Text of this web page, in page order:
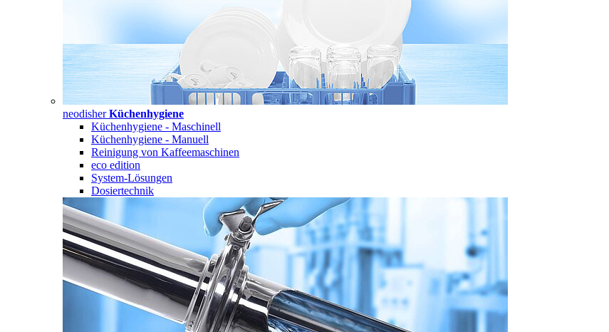
neodisherKüchenhygiene
Küchenhygiene - Maschinell
Küchenhygiene - Manuell
Reinigung von Kaffeemaschinen
eco edition
System-Lösungen
Dosiertechnik